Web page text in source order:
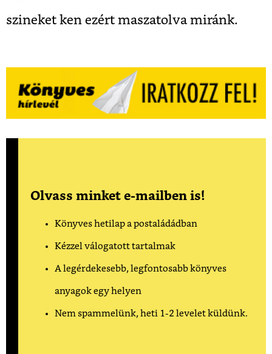
szineket ken ezért maszatolva miránk.
Olvass minket e-mailben is!
Könyves hetilap a postaládádban
Kézzel válogatott tartalmak
A legérdekesebb, legfontosabb könyves
anyagok egy helyen
Nem spammelünk, heti 1-2 levelet küldünk.